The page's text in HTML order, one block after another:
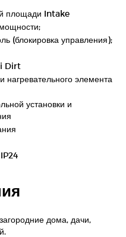
площади Intake
(блокировка управления);
Dirt
нагревательного элемента
установки и
дома, дачи,